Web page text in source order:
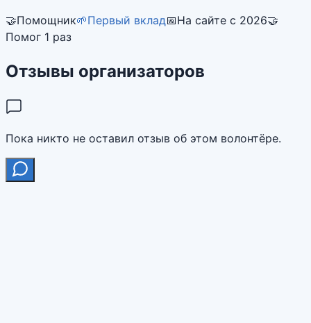
🤝Помощник🌱Первый вклад📅На сайте с 2026🤝
Помог 1 раз
Отзывы организаторов
Пока никто не оставил отзыв об этом волонтёре.